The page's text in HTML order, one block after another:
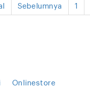
Sebelumnya 1
Onlinestore